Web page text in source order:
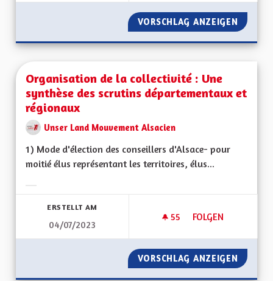
VORSCHLAG ANZEIGEN
Organisation de la collectivité : Une
synthèse des scrutins départementaux et
régionaux
Unser Land Mouvement Alsacien
1) Mode d'élection des conseillers d'Alsace- pour
moitié élus représentant les territoires, élus...
ERSTELLT AM
04/07/2023
55 55 FOLLOWER
FOLGEN
ORGANISATION
VORSCHLAG ANZEIGEN